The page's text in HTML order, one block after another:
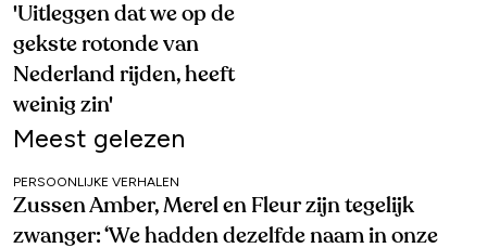
'Uitleggen dat we op de
gekste rotonde van
Nederland rijden, heeft
weinig zin'
Meest gelezen
PERSOONLIJKE VERHALEN
Zussen Amber, Merel en Fleur zijn tegelijk
zwanger: ‘We hadden dezelfde naam in onze